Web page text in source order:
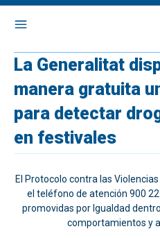
La Generalitat
manera gratuita
para detectar
en festivales
El Protocolo contra las
el teléfono de atención 900
promovidas por Igualdad
comportamientos y